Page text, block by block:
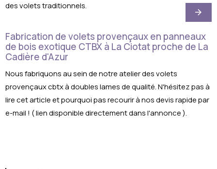
des volets traditionnels.
Fabrication de volets provençaux en panneaux
de bois exotique CTBX à La Ciotat proche de La
Cadière d'Azur
Nous fabriquons au sein de notre atelier des volets
provençaux cbtx à doubles lames de qualité. N'hésitez pas à
lire cet article et pourquoi pas recourir à nos devis rapide par
e-mail ! ( lien disponible directement dans l'annonce ).